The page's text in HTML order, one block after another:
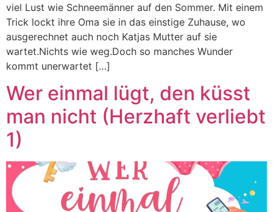
viel Lust wie Schneemänner auf den Sommer. Mit einem
Trick lockt ihre Oma sie in das einstige Zuhause, wo
ausgerechnet auch noch Katjas Mutter auf sie
wartet.Nichts wie weg.Doch so manches Wunder
kommt unerwartet […]
Wer einmal lügt, den küsst
man nicht (Herzhaft verliebt
1)